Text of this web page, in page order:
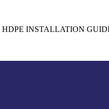
HDPE INSTALLATION